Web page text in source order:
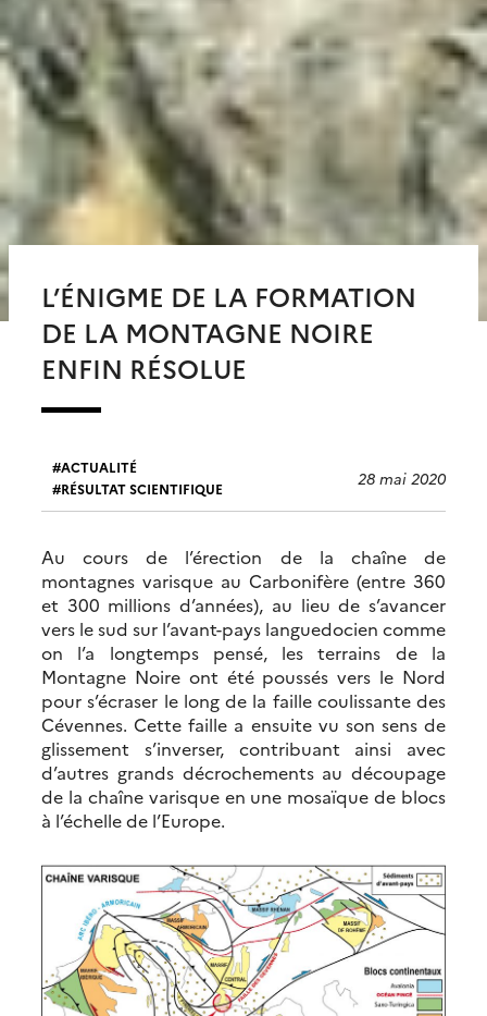
L’ÉNIGME DE LA FORMATION
DE LA MONTAGNE NOIRE
ENFIN RÉSOLUE
ACTUALITÉ
RÉSULTAT SCIENTIFIQUE
28 mai 2020
Au cours de l’érection de la chaîne de
montagnes varisque au Carbonifère (entre 360
et 300 millions d’années), au lieu de s’avancer
vers le sud sur l’avant-pays languedocien comme
on l’a longtemps pensé, les terrains de la
Montagne Noire ont été poussés vers le Nord
pour s’écraser le long de la faille coulissante des
Cévennes. Cette faille a ensuite vu son sens de
glissement s’inverser, contribuant ainsi avec
d’autres grands décrochements au découpage
de la chaîne varisque en une mosaïque de blocs
à l’échelle de l’Europe.